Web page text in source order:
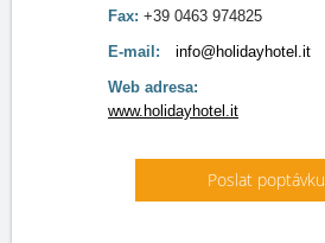
Fax: +39 0463 974825
E-mail:
info@holidayhotel.it
Web adresa:
www.holidayhotel.it
Poslat poptávku